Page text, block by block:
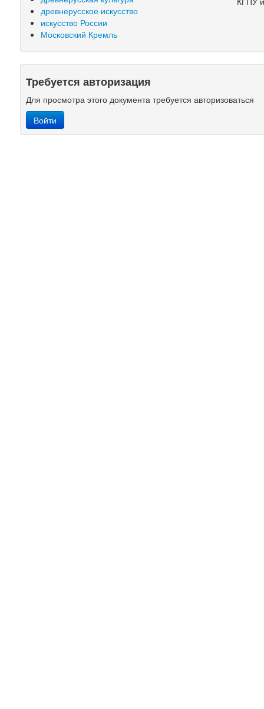
древнерусское искусство
искусство России
Московский Кремль
Требуется авторизация
Для просмотра этого документа требуется авторизоваться
Войти